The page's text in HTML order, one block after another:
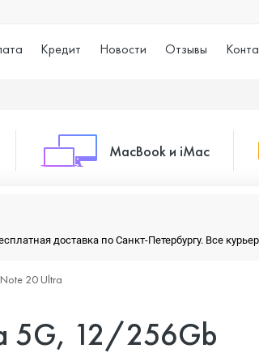
Кредит Новости Отзывы
(2022)
Air (2020)
MacBook и iMac
Macbook Pro
доставка по Санкт-Петербургу. Все
20 Ultra
5G, 12/256Gb